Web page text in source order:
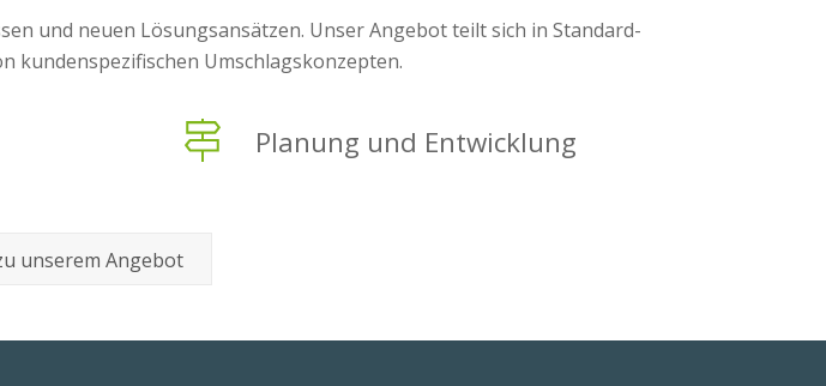
und neuen Lösungsansätzen. Unser Angebot teilt sich in Standard-
kundenspezifischen Umschlagskonzepten.
Planung und Entwicklung
unserem Angebot